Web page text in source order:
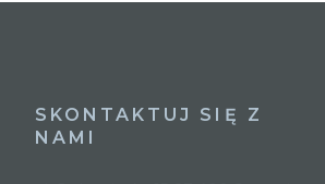
SKONTAKTUJ SIĘ Z
NAMI